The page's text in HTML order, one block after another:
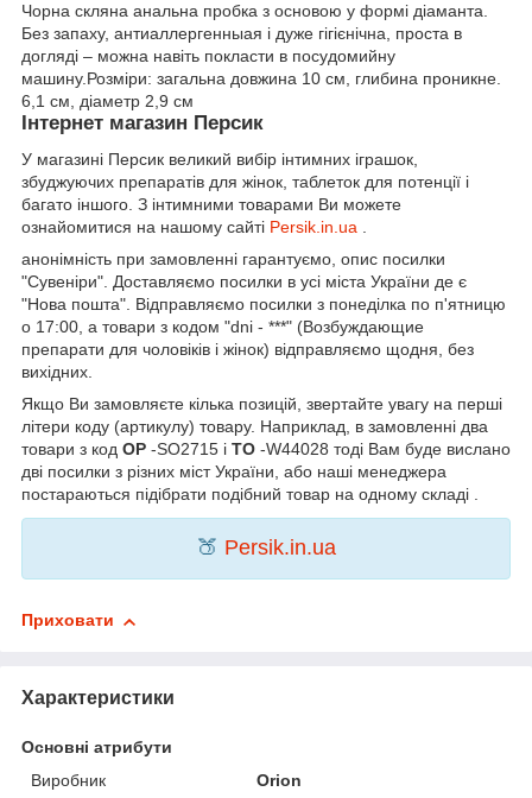
Чорна скляна анальна пробка з основою у формі діаманта.
Без запаху, антиаллергенныая і дуже гігієнічна, проста в
догляді – можна навіть покласти в посудомийну
машину.Розміри: загальна довжина 10 см, глибина проникне.
6,1 см, діаметр 2,9 см
Інтернет магазин Персик
У магазині Персик великий вибір інтимних іграшок,
збуджуючих препаратів для жінок, таблеток для потенції і
багато іншого. З інтимними товарами Ви можете
ознайомитися на нашому сайті Persik.in.ua
анонімність при замовленні гарантуємо, опис посилки
"Сувеніри". Доставляємо посилки в усі міста України де є
"Нова пошта". Відправляємо посилки з понеділка по п'ятницю
о 17:00, а товари з кодом "dni - ***" (Возбуждающие
препарати для чоловіків і жінок) відправляємо щодня, без
вихідних.
Якщо Ви замовляєте кілька позицій, звертайте увагу на перші
літери коду (артикулу) товару. Наприклад, в замовленні два
товари з код OP -SO2715 і TO -W44028 тоді Вам буде вислано
дві посилки з різних міст України, або наші менеджера
постараються підібрати подібний товар на одному складі .
🍑 Persik.in.ua
Приховати
Характеристики
Основні атрибути
Виробник
Orion